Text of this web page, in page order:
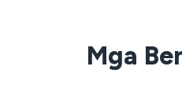
Mga